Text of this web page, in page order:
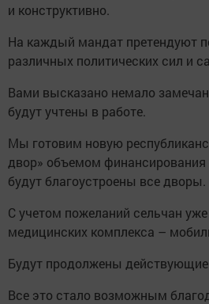
и конструктивно.
На каждый мандат претендуют
различных политических сил и
Вами высказано немало
будут учтены в работе.
Мы готовим новую
двор» объемом
будут благоустроены все дворы.
С учетом пожеланий сельчан
медицинских комплекса –
Будут продолжены
Все это стало возможным